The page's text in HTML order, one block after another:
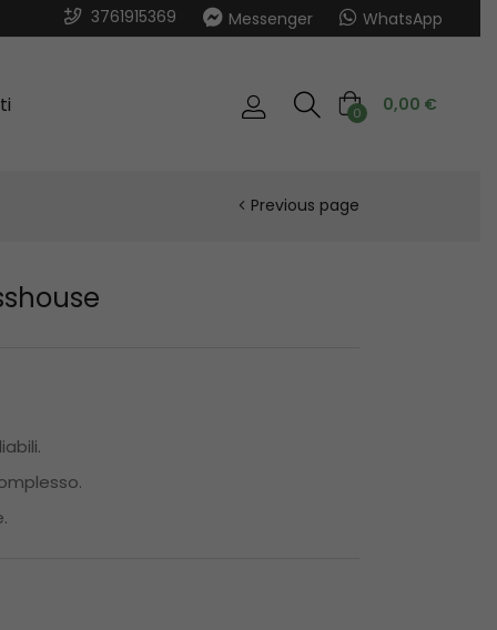
3761915369 Messenger WhatsApp
0 0,00 €
Previous page